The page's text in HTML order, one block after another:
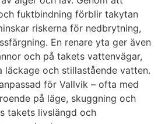
fuktbindning förblir takytan
riskerna för nedbrytning,
En renare yta ger även
och på takets vattenvägar,
och stillastående vatten.
för Vallvik – ofta med
på läge, skuggning och
takets livslängd och